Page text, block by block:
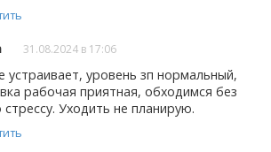
31.08.2024 в 17:06
устраивает, уровень зп нормальный,
рабочая приятная, обходимся без
Уходить не планирую.